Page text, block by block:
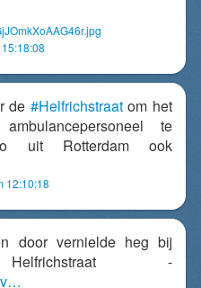
de #Helfrichstraatom het
te
uit Rotterdam ook
12:10:18
door vernielde heg bij
Helfrichstraat -